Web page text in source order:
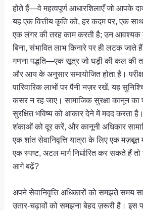
होते हैं—वे महत्वपूर्ण आधारशिलाएँ जो आपके
यह एक वित्तीय कृति को, हर कदम पर, एक
एक लंगर की तरह काम करती है; उन आवश्यक
बिना, संभावित लाभ किनारे पर ही लटक
गणना पद्धति—एक सूत्र जो घड़ी की कल की
और आय के अनुसार समायोजित होता है।
पारिवारिक लाभों पर पैनी नज़र रखें, यह
कसर न रह जाए। सामाजिक सुरक्षा कानून का
सुरक्षित भविष्य को आकार देने में मदद करता
शंकाओं को दूर करें, और कानूनी अधिकार
एक शांत सेवानिवृत्ति यात्रा के लिए एक
एक स्पष्ट, अटल मार्ग निर्धारित कर सकते हैं
आगे बढ़ें?
अपने सेवानिवृत्ति अधिकारों को समझते समय
उतार-चढ़ावों को समझना बेहद ज़रूरी है।